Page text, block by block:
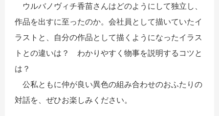
ウルバノヴィチ香苗さんはどのようにして独立し、
作品を出すに至ったのか。会社員として描いていたイ
ラストと、自分の作品として描くようになったイラス
トとの違いは？ わかりやすく物事を説明するコツと
は？
公私ともに仲が良い異色の組み合わせのおふたりの
対話を、ぜひお楽しみください。